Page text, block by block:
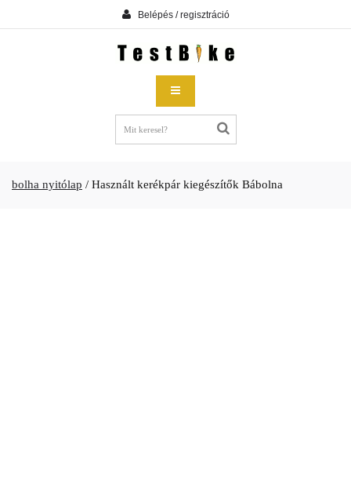
Belépés / regisztráció
bolha nyitólap / Használt kerékpár kiegészítők Bábolna